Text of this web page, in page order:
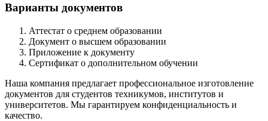
Варианты документов
Аттестат о среднем образовании
Документ о высшем образовании
Приложение к документу
Сертификат о дополнительном обучении
Наша компания предлагает профессиональное изготовление
документов для студентов техникумов, институтов и
университетов. Мы гарантируем конфиденциальность и
качество.